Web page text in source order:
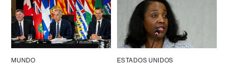
MUNDO ESTADOS UNIDOS